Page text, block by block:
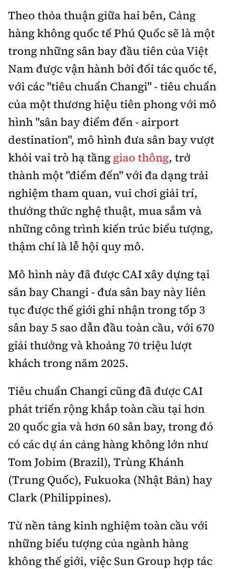
Ẩm thực
Câu chuyện giao thông
Giải trí - Thể thao
Cơ quan chủ quản: Bộ Xây dựng
Giấy phép số: 03/GP-BVHTTDL, cấp ngày 1/4/2025.
Tòa soạn: Số 2 Nguyễn Công Hoan, phường Giảng Võ,
Hà Nội.
Nguyễn Thị Hồng Nga
Phó Tổng biên tập:
Nguyễn Sơn Tùng,
Nguyễn Đức Thắng, La Đức Hùng
Hotline:
0901 514 799
Quảng cáo và Phát hành:
0915 057 282
Email:bandoc@baoxaydung.vn
Cấm sao chép dưới mọi hình thức nếu không có sự
chấp thuận bằng văn bản.
Thông tin tòa
soạn
Theo thỏa thuận giữa hai bên, Cảng
hàng không quốc tế Phú Quốc sẽ là một
trong những sân bay đầu tiên của Việt
Nam được vận hành bởi đối tác quốc tế,
với các "tiêu chuẩn Changi" - tiêu chuẩn
của một thương hiệu tiên phong với mô
hình "sân bay điểm đến - airport
destination", mô hình đưa sân bay vượt
khỏi vai trò hạ tầng giao thông, trở
thành một "điểm đến" với đa dạng trải
nghiệm tham quan, vui chơi giải trí,
thưởng thức nghệ thuật, mua sắm và
những công trình kiến trúc biểu tượng,
thậm chí là lễ hội quy mô.
Mô hình này đã được CAI xây dựng tại
sân bay Changi - đưa sân bay này liên
tục được thế giới ghi nhận trong tốp 3
sân bay 5 sao dẫn đầu toàn cầu, với 670
giải thưởng và khoảng 70 triệu lượt
khách trong năm 2025.
Tiêu chuẩn Changi cũng đã được CAI
phát triển rộng khắp toàn cầu tại hơn
20 quốc gia và hơn 60 sân bay, trong đó
có các dự án cảng hàng không lớn như
Tom Jobim (Brazil), Trùng Khánh
(Trung Quốc), Fukuoka (Nhật Bản) hay
Clark (Philippines).
Từ nền tảng kinh nghiệm toàn cầu với
những biểu tượng của ngành hàng
không thế giới, việc Sun Group hợp tác